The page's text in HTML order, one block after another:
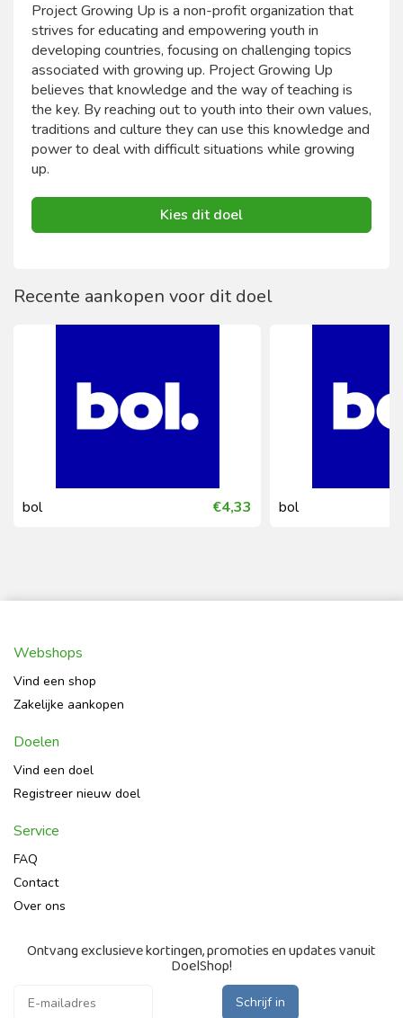
Project Growing Up is a non-profit organization that
strives for educating and empowering youth in
developing countries, focusing on challenging topics
associated with growing up. Project Growing Up
believes that knowledge and the way of teaching is
the key. By reaching out to youth into their own values,
traditions and culture they can use this knowledge and
power to deal with difficult situations while growing
up.
Kies dit doel
Recente aankopen voor dit doel
bol €4,33 bol
Webshops
Vind een shop
Zakelijke aankopen
Doelen
Vind een doel
Registreer nieuw doel
Service
FAQ
Contact
Over ons
Ontvang exclusieve kortingen, promoties en updates vanuit
DoelShop!
Schrijf in